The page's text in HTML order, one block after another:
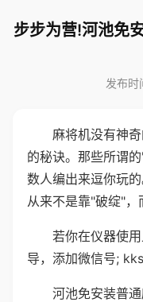
步步为营!河池免
发布
麻将机没有神
的秘诀。那些所谓
数人编出来逗你玩
从来不是靠"破绽"，
若你在仪器使
导，添加微信号;
河池免安装普